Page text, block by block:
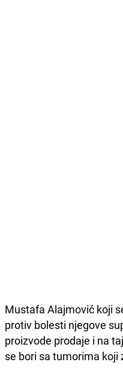
Mustafa Alajmović koji
protiv bolesti njegove
proizvode prodaje i na
se bori sa tumorima koji